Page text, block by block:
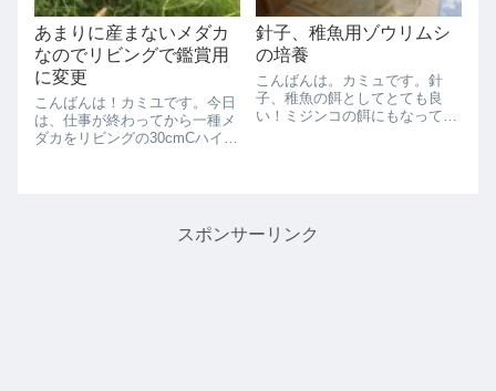
あまりに産まないメダカ
なのでリビングで鑑賞用
に変更
こんばんは！カミユです。今日
は、仕事が終わってから一種メ
ダカをリビングの30cmCハイタ
が遊んでいる状態だったので、
針子、稚魚用ゾウリムシ
の培養
こんばんは。カミュです。針
子、稚魚の餌としてとても良
い！ミジンコの餌にもなってさ
スポンサーリンク